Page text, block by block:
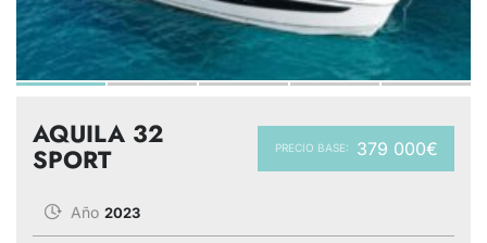
PRECIO BASE: 379 000€
AQUILA 32
SPORT
Año 2023